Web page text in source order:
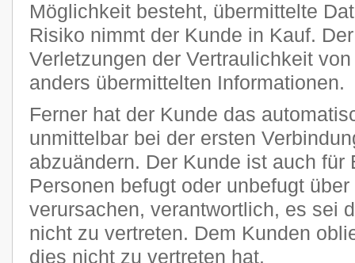
Möglichkeit besteht, übermittelte
Risiko nimmt der Kunde in Kauf.
Verletzungen der Vertraulichkeit
anders übermittelten Informationen.
Ferner hat der Kunde das
unmittelbar bei der ersten
abzuändern. Der Kunde ist auch für
Personen befugt oder unbefugt
verursachen, verantwortlich, es sei
nicht zu vertreten. Dem Kunden
dies nicht zu vertreten hat.